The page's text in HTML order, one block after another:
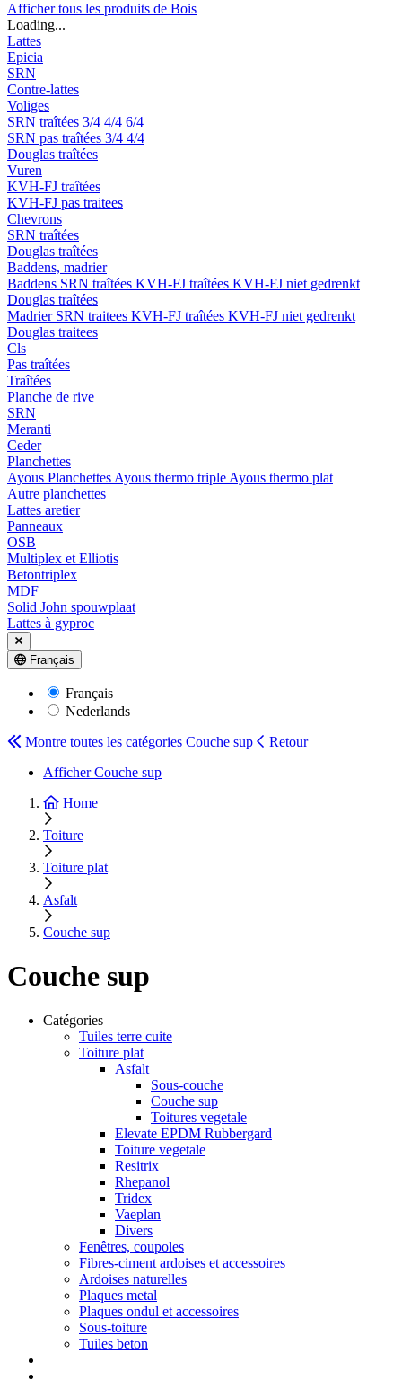
Afficher tous les produits de Bois
Loading...
Lattes
Epicia
SRN
Contre-lattes
Voliges
SRN traîtées 3/4 4/4 6/4
SRN pas traîtées 3/4 4/4
Douglas traîtées
Vuren
KVH-FJ traîtées
KVH-FJ pas traitees
Chevrons
SRN traîtées
Douglas traîtées
Baddens, madrier
Baddens SRN traîtées KVH-FJ traîtées KVH-FJ niet gedrenkt
Douglas traîtées
Madrier SRN traitees KVH-FJ traîtées KVH-FJ niet gedrenkt
Douglas traitees
Cls
Pas traîtées
Traîtées
Planche de rive
SRN
Meranti
Ceder
Planchettes
Ayous Planchettes Ayous thermo triple Ayous thermo plat
Autre planchettes
Lattes aretier
Panneaux
OSB
Multiplex et Elliotis
Betontriplex
MDF
Solid John spouwplaat
Lattes à gyproc
Français
Français
Nederlands
Montre toutes les catégories Couche sup
Retour
Afficher Couche sup
Home
Toiture
Toiture plat
Asfalt
Couche sup
Couche sup
Catégories
Tuiles terre cuite
Toiture plat
Asfalt
Sous-couche
Couche sup
Toitures vegetale
Elevate EPDM Rubbergard
Toiture vegetale
Resitrix
Rhepanol
Tridex
Vaeplan
Divers
Fenêtres, coupoles
Fibres-ciment ardoises et accessoires
Ardoises naturelles
Plaques metal
Plaques ondul et accessoires
Sous-toiture
Tuiles beton